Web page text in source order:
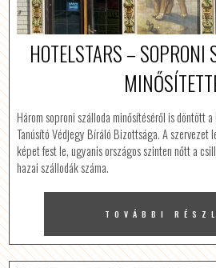
HOTELSTARS – SOPRONI
Három soproni szálloda minősítéséről is döntött
Tanúsító Védjegy Bíráló Bizottsága. A
képet fest le, ugyanis országos szinten nőtt a
hazai szállodák száma.
TOVÁBBI